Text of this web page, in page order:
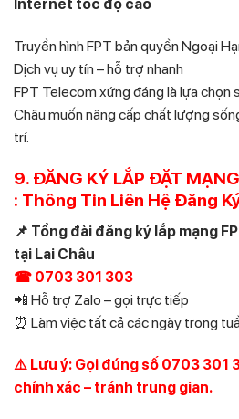
Internet tốc độ cao
Truyền hình FPT bản quyền Ngoại
Dịch vụ uy tín – hỗ trợ nhanh
FPT Telecom xứng đáng là lựa chọn
Châu muốn nâng cấp chất lượng
trí.
9. ĐĂNG KÝ LẮP ĐẶT
: Thông Tin Liên Hệ Đăng
📌 Tổng đài đăng ký lắp mạng
tại Lai Châu
☎ 0703 301 303
📲 Hỗ trợ Zalo – gọi trực tiếp
⏰ Làm việc tất cả các ngày trong
⚠️ Lưu ý: Gọi đúng số 0703 301
chính xác – tránh trung gian.